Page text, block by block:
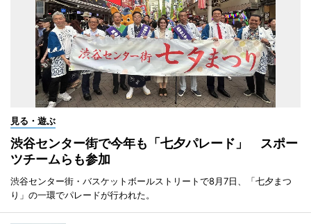
見る・遊ぶ
渋谷センター街で今年も「七夕パレード」 スポー
ツチームらも参加
渋谷センター街・バスケットボールストリートで8月7日、「七夕まつ
り」の一環でパレードが行われた。